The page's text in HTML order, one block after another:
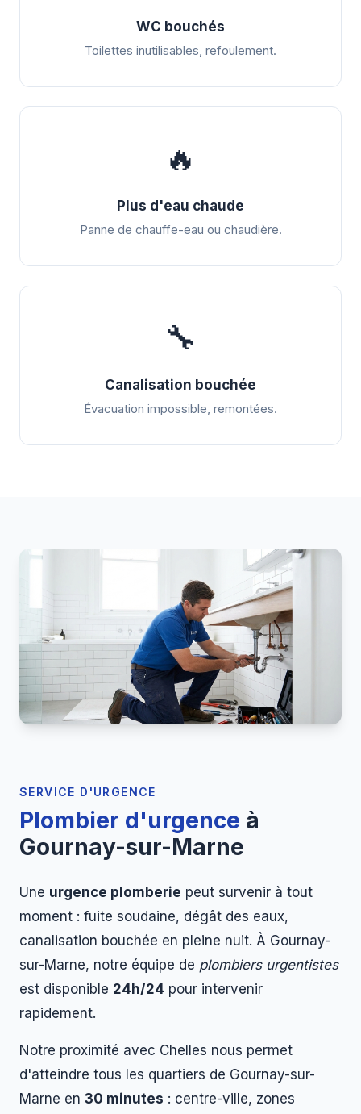
WC bouchés
Toilettes inutilisables, refoulement.
🔥
Plus d'eau chaude
Panne de chauffe-eau ou chaudière.
🔧
Canalisation bouchée
Évacuation impossible, remontées.
SERVICE D'URGENCE
Plombier d'urgence à
Gournay-sur-Marne
Une urgence plomberie peut survenir à tout
moment : fuite soudaine, dégât des eaux,
canalisation bouchée en pleine nuit. À Gournay-
sur-Marne, notre équipe de plombiers urgentistes
est disponible 24h/24 pour intervenir
rapidement.
Notre proximité avec Chelles nous permet
d'atteindre tous les quartiers de Gournay-sur-
Marne en 30 minutes : centre-ville, zones